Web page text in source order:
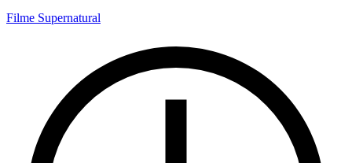
Filme Supernatural